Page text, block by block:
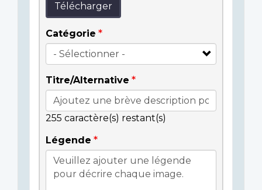
Télécharger
Catégorie
Titre/Alternative
255 caractère(s) restant(s)
Légende